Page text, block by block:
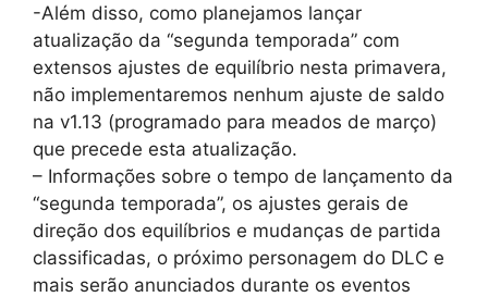
-Além disso, como planejamos lançar
atualização da “segunda temporada” com
extensos ajustes de equilíbrio nesta primavera,
não implementaremos nenhum ajuste de saldo
na v1.13 (programado para meados de março)
que precede esta atualização.
– Informações sobre o tempo de lançamento da
“segunda temporada”, os ajustes gerais de
direção dos equilíbrios e mudanças de partida
classificadas, o próximo personagem do DLC e
mais serão anunciados durante os eventos